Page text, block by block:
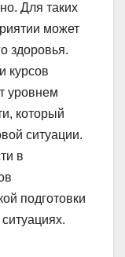
Для таких
может
здоровья.
курсов
уровнем
который
ситуации.
в
подготовки